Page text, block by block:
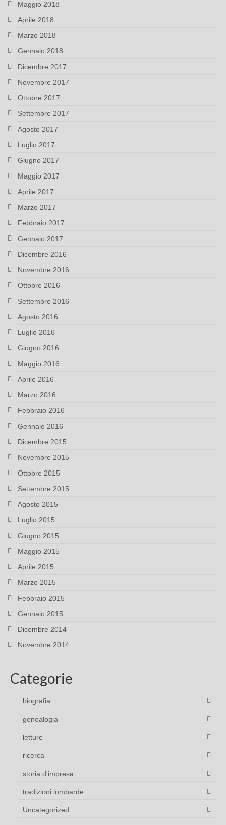
Maggio 2018
Aprile 2018
Marzo 2018
Gennaio 2018
Dicembre 2017
Novembre 2017
Ottobre 2017
Settembre 2017
Agosto 2017
Luglio 2017
Giugno 2017
Maggio 2017
Aprile 2017
Marzo 2017
Febbraio 2017
Gennaio 2017
Dicembre 2016
Novembre 2016
Ottobre 2016
Settembre 2016
Agosto 2016
Luglio 2016
Giugno 2016
Maggio 2016
Aprile 2016
Marzo 2016
Febbraio 2016
Gennaio 2016
Dicembre 2015
Novembre 2015
Ottobre 2015
Settembre 2015
Agosto 2015
Luglio 2015
Giugno 2015
Maggio 2015
Aprile 2015
Marzo 2015
Febbraio 2015
Gennaio 2015
Dicembre 2014
Novembre 2014
Categorie
biografia
genealogia
letture
ricerca
storia d'impresa
tradizioni lombarde
Uncategorized